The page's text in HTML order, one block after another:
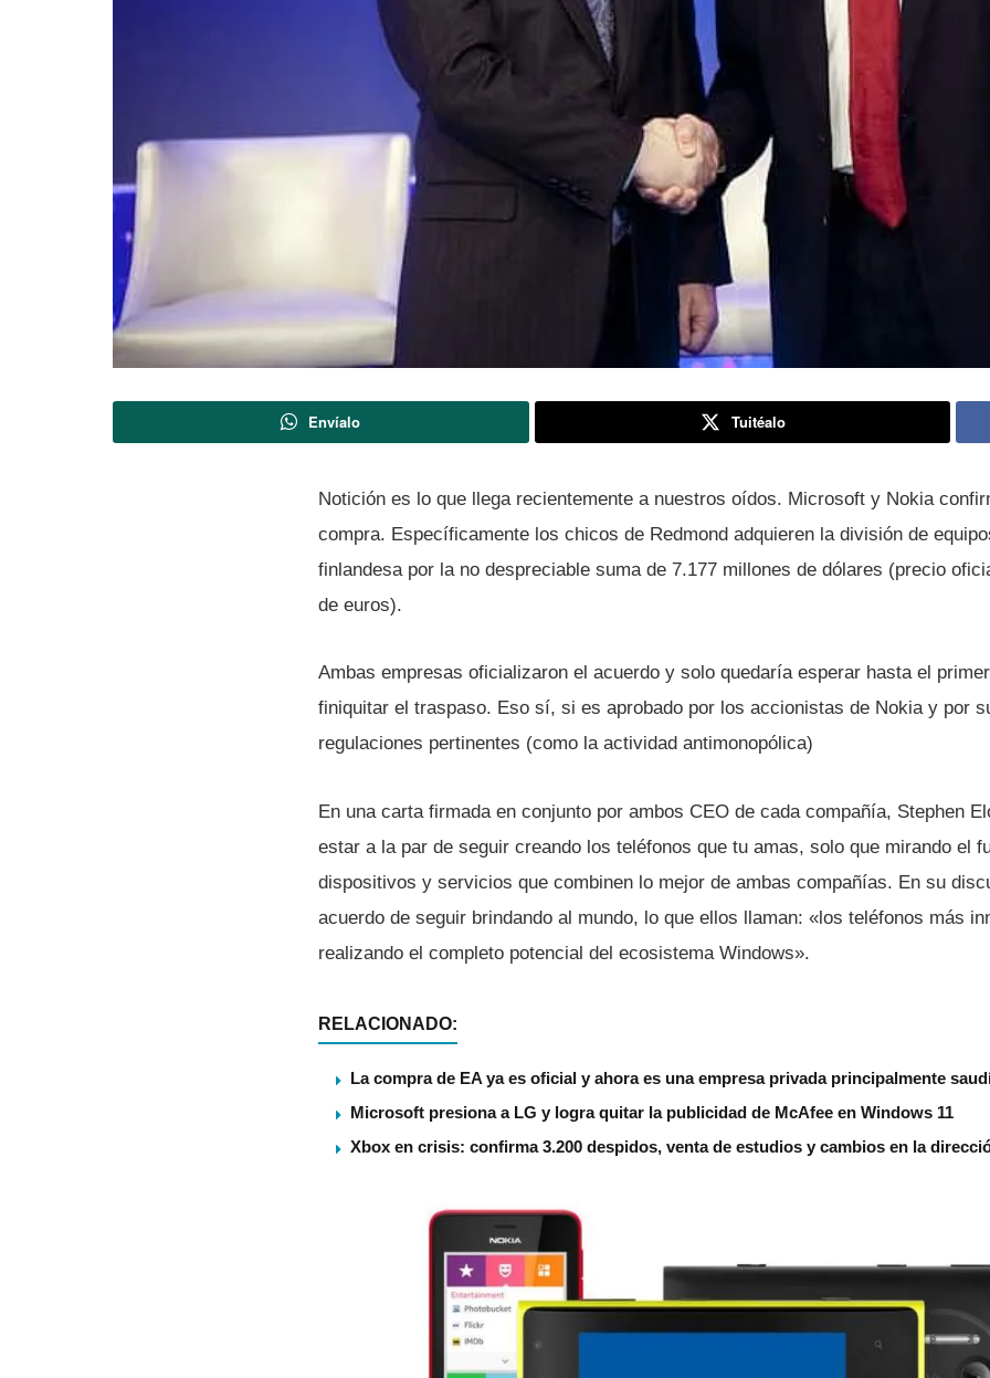
Envíalo Tuitéalo
Notición es lo que llega recientemente a nuestros oí­dos. Microsoft y Nokia
compra. Especí­ficamente los chicos de Redmond adquieren la división de
finlandesa por la no despreciable suma de 7.177 millones de dólares (precio
de euros).
Ambas empresas oficializaron el acuerdo y solo quedarí­a esperar hasta el
finiquitar el traspaso. Eso sí­, si es aprobado por los accionistas de Nokia y por
regulaciones pertinentes (como la actividad antimonopólica)
En una carta firmada en conjunto por ambos CEO de cada compañí­a, Stephen
estar a la par de seguir creando los teléfonos que tu amas, solo que mirando el
dispositivos y servicios que combinen lo mejor de ambas compañí­as. En su
acuerdo de seguir brindando al mundo, lo que ellos llaman: «los teléfonos más
realizando el completo potencial del ecosistema Windows».
RELACIONADO:
La compra de EA ya es oficial y ahora es una empresa privada principalmente
Microsoft presiona a LG y logra quitar la publicidad de McAfee en Windows 11
Xbox en crisis: confirma 3.200 despidos, venta de estudios y cambios en la